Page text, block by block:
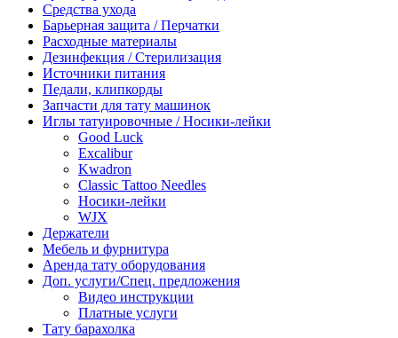
Средства ухода
Барьерная защита / Перчатки
Расходные материалы
Дезинфекция / Стерилизация
Источники питания
Педали, клипкорды
Запчасти для тату машинок
Иглы татуировочные / Носики-лейки
Good Luck
Excalibur
Kwadron
Classic Tattoo Needles
Носики-лейки
WJX
Держатели
Мебель и фурнитура
Аренда тату оборудования
Доп. услуги/Спец. предложения
Видео инструкции
Платные услуги
Тату барахолка